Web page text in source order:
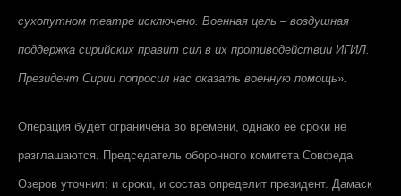
сухопутном театре исключено. Военная цель – воздушная
поддержка сирийских правит сил в их противодействии ИГИЛ.
Президент Сирии попросил нас оказать военную помощь».
Операция будет ограничена во времени, однако ее сроки не
разглашаются. Председатель оборонного комитета Совфеда
Озеров уточнил: и сроки, и состав определит президент. Дамаск